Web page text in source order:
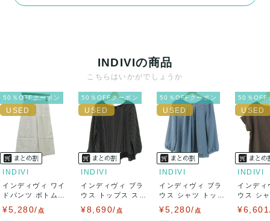
INDIVIの商品
こちらはいかがでしょうか
50％OFFクーポン
INDIVI
インディヴィ ワイ
ドパンツ ボトムス
¥5,280/ 点
50％OFFクーポン
INDIVI
インディヴィ ブラ
ウス トップス スト
¥8,690/ 点
50％OFFクーポン
INDIVI
インディヴィ ブラ
ウス シャツ トップ
¥5,280/ 点
50％OFF
INDIVI
インディ
ウス シ